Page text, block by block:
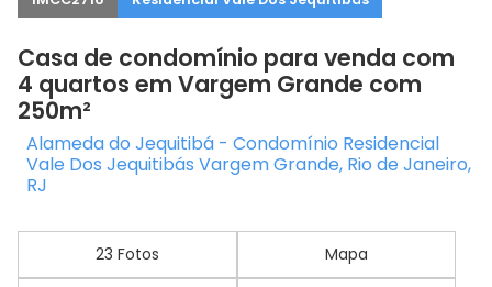
Casa de condomínio para venda com
4 quartos em Vargem Grande com
250m²
Alameda do Jequitibá - Condomínio Residencial
Vale Dos Jequitibás Vargem Grande, Rio de Janeiro,
RJ
23 Fotos Mapa